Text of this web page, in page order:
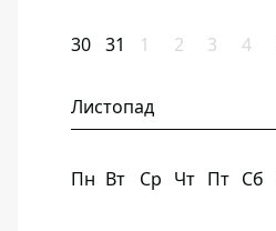
30 31 1 2 3 4
Листопад
Пн Вт Ср Чт Пт Сб